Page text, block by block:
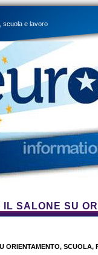
scuola e lavoro
SALONE SU
ORIENTAMENTO, SCUOLA,